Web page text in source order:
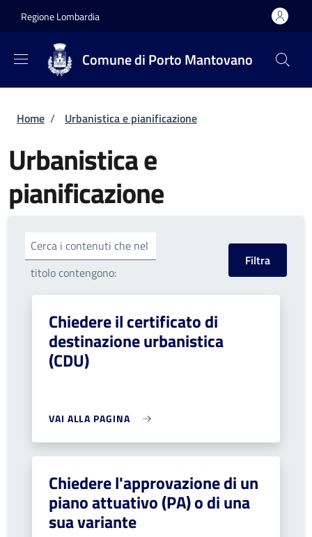
Regione Lombardia
Comune di Porto Mantovano
Briciole di pane
Home / Urbanistica e pianificazione
Urbanistica e
pianificazione
Cerca i contenuti che nel
titolo contengono:
Chiedere il certificato di
destinazione urbanistica
(CDU)
VAI ALLA PAGINA
Chiedere l'approvazione di un
piano attuativo (PA) o di una
sua variante